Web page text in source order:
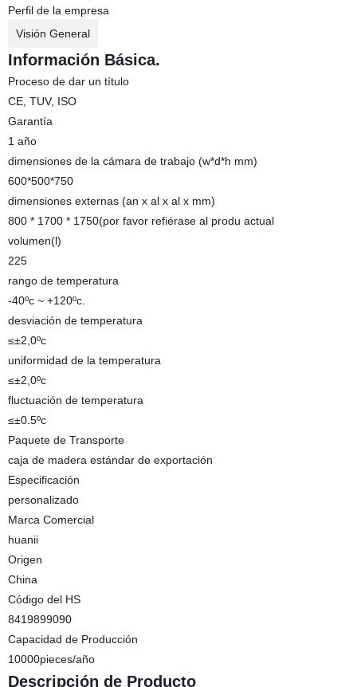
Perfil de la empresa
Visión General
Información Básica.
Proceso de dar un título
CE, TUV, ISO
Garantía
1 año
dimensiones de la cámara de trabajo (w*d*h mm)
600*500*750
dimensiones externas (an x al x al x mm)
800 * 1700 * 1750(por favor refiérase al produ actual
volumen(l)
225
rango de temperatura
-40ºc ~ +120ºc.
desviación de temperatura
≤±2,0ºc
uniformidad de la temperatura
≤±2,0ºc
fluctuación de temperatura
≤±0.5ºc
Paquete de Transporte
caja de madera estándar de exportación
Especificación
personalizado
Marca Comercial
huanii
Origen
China
Código del HS
8419899090
Capacidad de Producción
10000pieces/año
Descripción de Producto